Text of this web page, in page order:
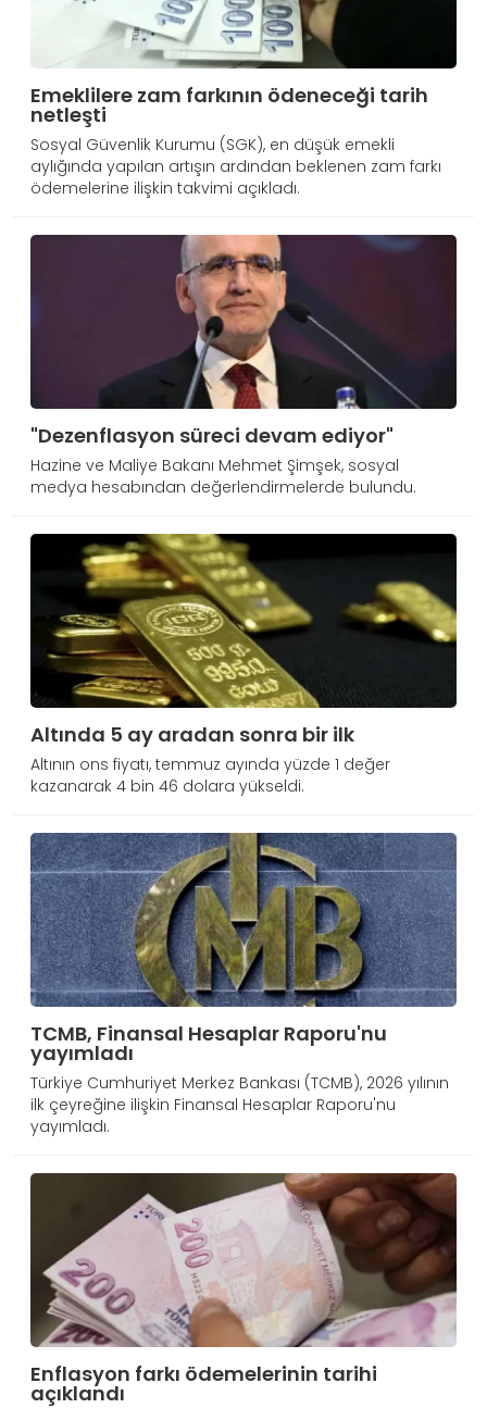
Emeklilere zam farkının ödeneceği tarih
netleşti
Sosyal Güvenlik Kurumu (SGK), en düşük emekli
aylığında yapılan artışın ardından beklenen zam farkı
ödemelerine ilişkin takvimi açıkladı.
"Dezenflasyon süreci devam ediyor"
Hazine ve Maliye Bakanı Mehmet Şimşek, sosyal
medya hesabından değerlendirmelerde bulundu.
Altında 5 ay aradan sonra bir ilk
Altının ons fiyatı, temmuz ayında yüzde 1 değer
kazanarak 4 bin 46 dolara yükseldi.
TCMB, Finansal Hesaplar Raporu'nu
yayımladı
Türkiye Cumhuriyet Merkez Bankası (TCMB), 2026 yılının
ilk çeyreğine ilişkin Finansal Hesaplar Raporu'nu
yayımladı.
Enflasyon farkı ödemelerinin tarihi
açıklandı